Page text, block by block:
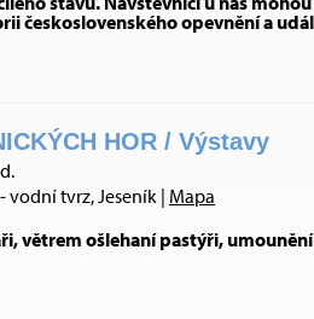
československého opevnění a
HOR / Výstavy
vodní tvrz, Jeseník | Mapa
větrem ošlehaní pastýři,